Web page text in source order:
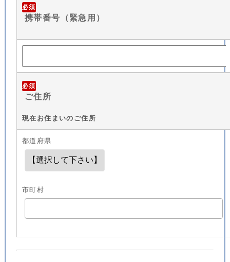
必須
携帯番号（緊急用）
必須
ご住所
現在お住まいのご住所
都道府県
市町村